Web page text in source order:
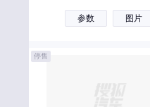
参数 图片
停售
特斯拉